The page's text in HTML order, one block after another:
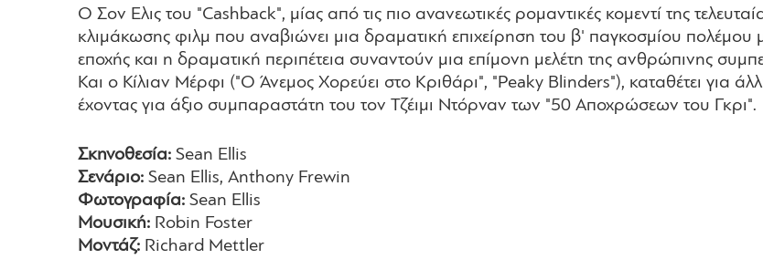
Ο Σον Ελις του "Cashback", μίας από τις πιο ανανεωτικές ρομαντικές κομεντί της
κλιμάκωσης φιλμ που αναβιώνει μια δραματική επιχείρηση του β' παγκοσμίου
εποχής και η δραματική περιπέτεια συναντούν μια επίμονη μελέτη της ανθρώπινης
Και ο Κίλιαν Μέρφι ("Ο Άνεμος Χορεύει στο Κριθάρι", "Peaky Blinders"), καταθέτει για
έχοντας για άξιο συμπαραστάτη του τον Τζέιμι Ντόρναν των "50 Αποχρώσεων του Γκρι".
Σκηνοθεσία: Sean Ellis
Σενάριο: Sean Ellis, Anthony Frewin
Φωτογραφία: Sean Ellis
Μουσική: Robin Foster
Μοντάζ: Richard Mettler